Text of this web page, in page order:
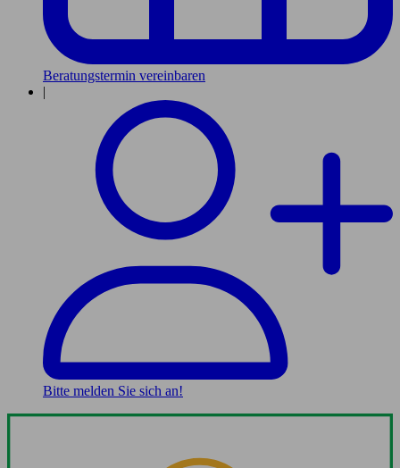
Beratungstermin vereinbaren
|
Bitte melden Sie sich an!